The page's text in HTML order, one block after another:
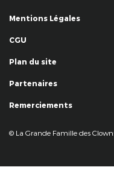
Mentions Légales
CGU
Plan du site
Partenaires
Remerciements
© La Grande Famille des